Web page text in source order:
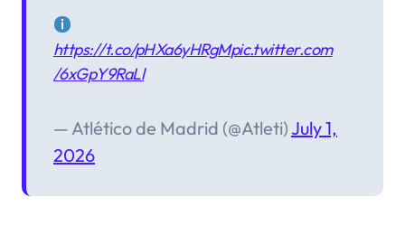
https://t.co/pHXa6yHRgMpic.twitter.com
/6xGpY9RaLl
— Atlético de Madrid (@Atleti)July 1,
2026